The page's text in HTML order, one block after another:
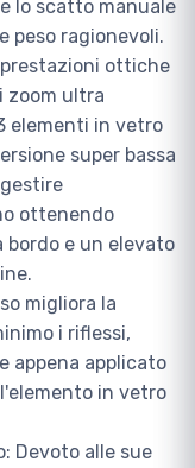
lo scatto manuale
peso ragionevoli.
ottiche
zoom ultra
elementi in vetro
super bassa
ottenendo
bordo e un elevato
migliora la
i riflessi,
appena applicato
in vetro
Devoto alle sue